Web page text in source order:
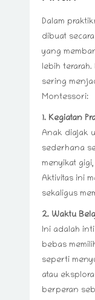
Dalam
dibuat
yang
lebih
sering
Montessori:
1. Kegiatan
Anak diajak
sederhana
menyikat
Aktivitas ini
sekaligus
2. Waktu
Ini adalah
bebas
seperti
atau
berperan